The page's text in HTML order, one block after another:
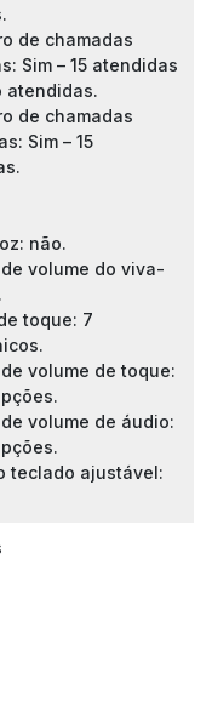
de chamadas
Sim – 15 atendidas
atendidas.
de chamadas
Sim – 15
não.
volume do viva-
toque: 7
volume de toque:
volume de áudio:
teclado ajustável: